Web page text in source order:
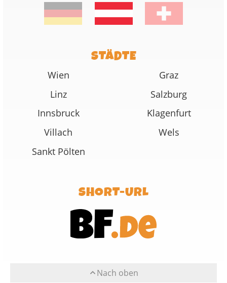
STÄDTE
Wien
Graz
Linz
Salzburg
Innsbruck
Klagenfurt
Villach
Wels
Sankt Pölten
SHORT-URL
Nach oben